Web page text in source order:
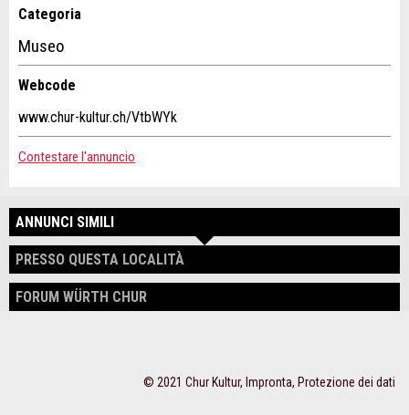
* Ingresso richiesto
A garanzia di qualità una copia di questa e-mail è stata
SCRIVI UN MESSAGGIO
Scrivere un messaggio per tutte le persone da contattare per
Adresse
Categoria
Museo
Webcode
www.chur-kultur.ch/VtbWYk
Contestare l'annuncio
ANNUNCI SIMILI
PRESSO QUESTA LOCALITÀ
FORUM WÜRTH CHUR
© 2021 Chur Kultur, Impronta, Protezione dei dati